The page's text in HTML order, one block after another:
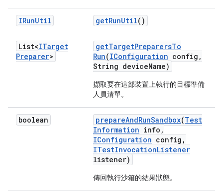
IRunUtil getRunUtil()
List<ITarget
Preparer>
getTargetPreparersTo
Run(IConfiguration config ,
String deviceName)
擷取要在這部裝置上執行的目標準備
人員清單。
boolean prepareAndRunSandbox(Test
Information info ,
IConfiguration config ,
ITestInvocationListener
listener)
傳回執行沙箱的結果狀態。